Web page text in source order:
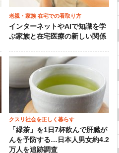
老親・家族 在宅での看取り方
インターネットやAIで知識を学
ぶ家族と在宅医療の新しい関係
クスリ社会を正しく暮らす
「緑茶」を1日7杯飲んで肝臓が
んを予防する…日本人男女約4.2
万人を追跡調査